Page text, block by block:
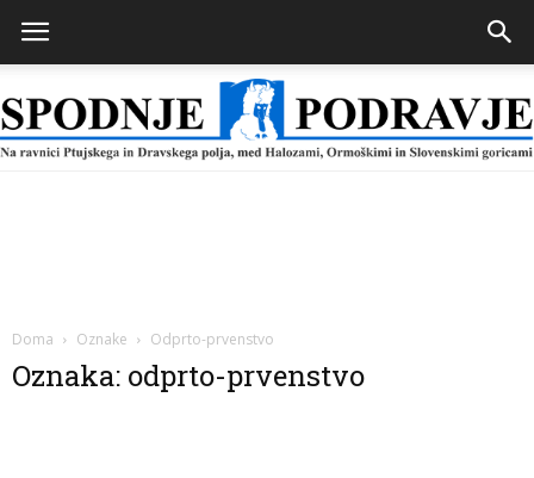
Doma Oznake Odprto-prvenstvo
Oznaka: odprto-prvenstvo